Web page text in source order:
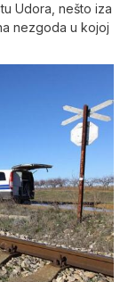
Udora, nešto iza
nezgoda u kojoj